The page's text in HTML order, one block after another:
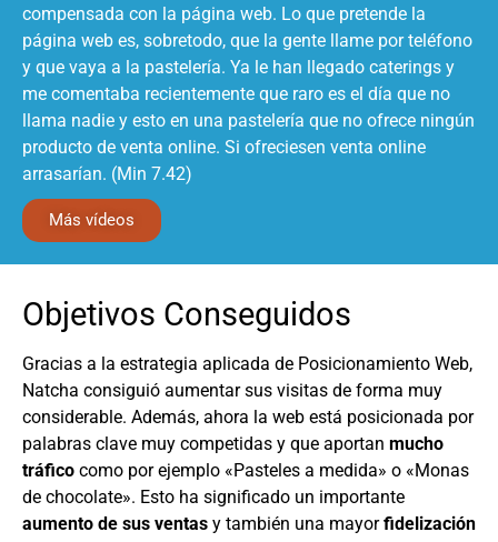
compensada con la página web. Lo que pretende la
página web es, sobretodo, que la gente llame por teléfono
y que vaya a la pastelería. Ya le han llegado caterings y
me comentaba recientemente que raro es el día que no
llama nadie y esto en una pastelería que no ofrece ningún
producto de venta online. Si ofreciesen venta online
arrasarían. (Min 7.42)
Más vídeos
Objetivos Conseguidos
Gracias a la estrategia aplicada de Posicionamiento Web,
Natcha consiguió aumentar sus visitas de forma muy
considerable. Además, ahora la web está posicionada por
palabras clave muy competidas y que aportan mucho
tráfico como por ejemplo «Pasteles a medida» o «Monas
de chocolate». Esto ha significado un importante
aumento de sus ventas y también una mayorfidelización